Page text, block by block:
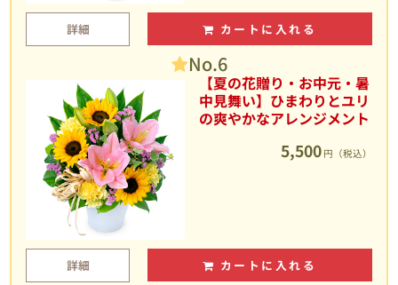
詳細 カートに入れる
No.6
【夏の花贈り・お中元・暑
中見舞い】ひまわりとユリ
の爽やかなアレンジメント
5,500 円（税込）
詳細 カートに入れる